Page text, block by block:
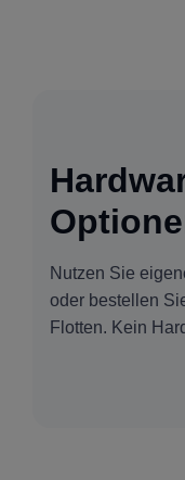
Nutzen Sie
oder bestellen
Flotten. Kein